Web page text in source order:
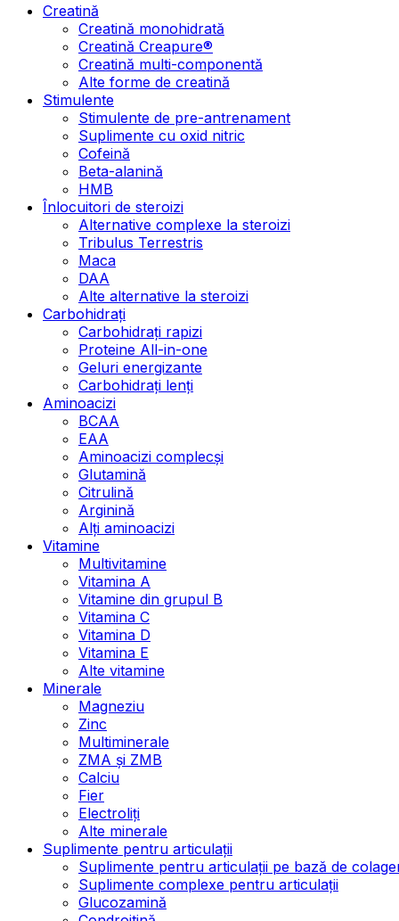
Creatină
Creatină monohidrată
Creatină Creapure®
Creatină multi-componentă
Alte forme de creatină
Stimulente
Stimulente de pre-antrenament
Suplimente cu oxid nitric
Cofeină
Beta-alanină
HMB
Înlocuitori de steroizi
Alternative complexe la steroizi
Tribulus Terrestris
Maca
DAA
Alte alternative la steroizi
Carbohidrați
Carbohidrați rapizi
Proteine All-in-one
Geluri energizante
Carbohidrați lenți
Aminoacizi
BCAA
EAA
Aminoacizi complecși
Glutamină
Citrulină
Arginină
Alți aminoacizi
Vitamine
Multivitamine
Vitamina A
Vitamine din grupul B
Vitamina C
Vitamina D
Vitamina E
Alte vitamine
Minerale
Magneziu
Zinc
Multiminerale
ZMA și ZMB
Calciu
Fier
Electroliți
Alte minerale
Suplimente pentru articulații
Suplimente pentru articulații pe bază de
Suplimente complexe pentru articulații
Glucozamină